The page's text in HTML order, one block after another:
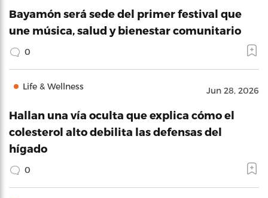
Bayamón será sede del primer festival que
une música, salud y bienestar comunitario
0
Life & Wellness Jun 28, 2026
Hallan una vía oculta que explica cómo el
colesterol alto debilita las defensas del
hígado
0